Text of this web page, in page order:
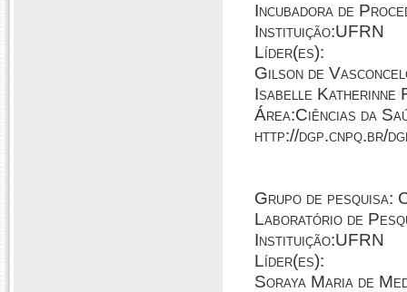
Incubadora de
Instituição:UFRN
Líder(es):
Gilson de
Isabelle Katherinne
Área:Ciências da
http://dgp.cnpq.br/
Grupo de
Laboratório de
Instituição:UFRN
Líder(es):
Soraya Maria de